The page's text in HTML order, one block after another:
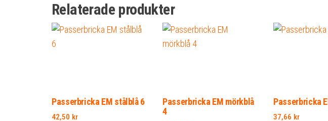
Relaterade produkter
Passerbricka EM stålblå 6
42,50 kr
Passerbricka EM mörkblå
4
Passerbricka
37,66 kr